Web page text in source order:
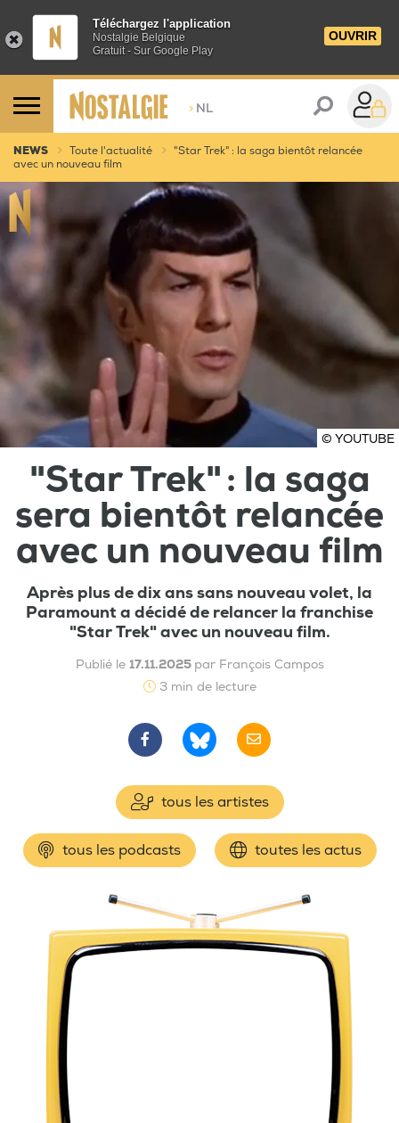
Téléchargez l'application
Nostalgie Belgique
Gratuit - Sur Google Play
OUVRIR
> NL
NEWS Toute l'actualité
"Star Trek" : la saga bientôt relancée
avec un nouveau film
© YOUTUBE
"Star Trek" : la saga
sera bientôt relancée
avec un nouveau film
Après plus de dix ans sans nouveau volet, la
Paramount a décidé de relancer la franchise
"Star Trek" avec un nouveau film.
Publié le 17.11.2025 par François Campos
3 min de lecture
tous les artistes
tous les podcasts toutes les actus